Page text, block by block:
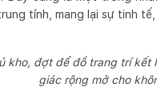
tính, mang lại sự tinh
kho, đợt để đồ trang trí
giác rộng mở cho